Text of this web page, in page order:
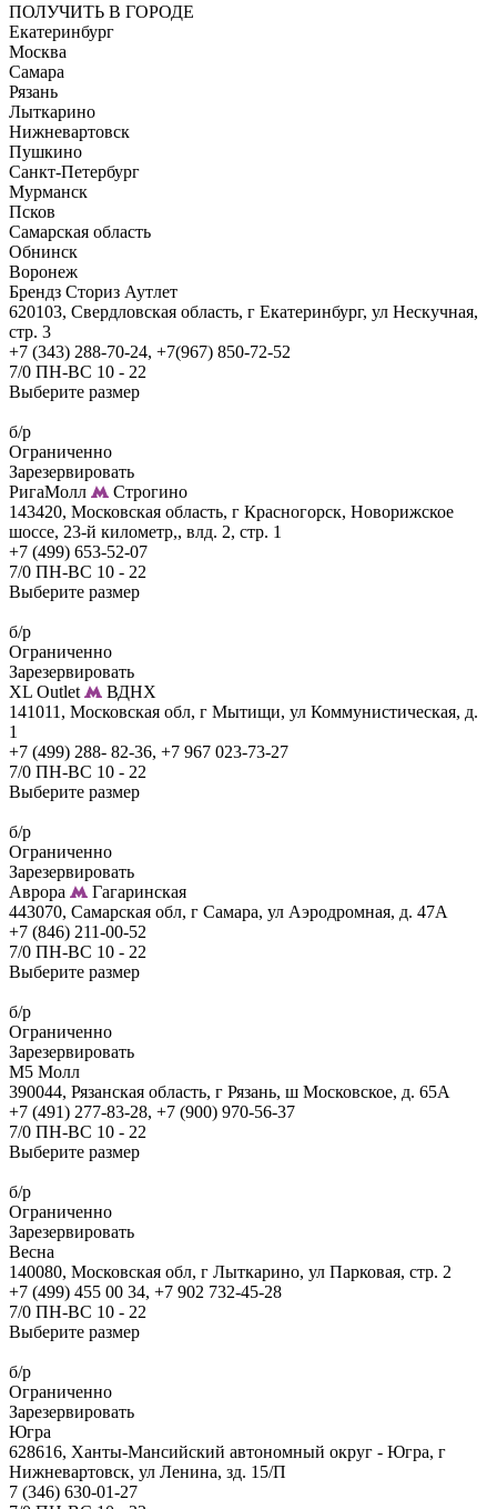
ПОЛУЧИТЬ В ГОРОДЕ
Екатеринбург
Москва
Самара
Рязань
Лыткарино
Нижневартовск
Пушкино
Санкт-Петербург
Мурманск
Псков
Самарская область
Обнинск
Воронеж
Брендз Сториз Аутлет
620103, Свердловская область, г Екатеринбург, ул Нескучная,
стр. 3
+7 (343) 288-70-24, +7(967) 850-72-52
7/0 ПН-ВС 10 - 22
Выберите размер
б/р
Ограниченно
Зарезервировать
РигаМолл
Строгино
143420, Московская область, г Красногорск, Новорижское
шоссе, 23-й километр,, влд. 2, стр. 1
+7 (499) 653-52-07
7/0 ПН-ВС 10 - 22
Выберите размер
б/р
Ограниченно
Зарезервировать
XL Outlet
ВДНХ
141011, Московская обл, г Мытищи, ул Коммунистическая, д.
1
+7 (499) 288- 82-36, +7 967 023-73-27
7/0 ПН-ВС 10 - 22
Выберите размер
б/р
Ограниченно
Зарезервировать
Аврора
Гагаринская
443070, Самарская обл, г Самара, ул Аэродромная, д. 47А
+7 (846) 211-00-52
7/0 ПН-ВС 10 - 22
Выберите размер
б/р
Ограниченно
Зарезервировать
М5 Молл
390044, Рязанская область, г Рязань, ш Московское, д. 65А
+7 (491) 277-83-28, +7 (900) 970-56-37
7/0 ПН-ВС 10 - 22
Выберите размер
б/р
Ограниченно
Зарезервировать
Весна
140080, Московская обл, г Лыткарино, ул Парковая, стр. 2
+7 (499) 455 00 34, +7 902 732-45-28
7/0 ПН-ВС 10 - 22
Выберите размер
б/р
Ограниченно
Зарезервировать
Югра
628616, Ханты-Мансийский автономный округ - Югра, г
Нижневартовск, ул Ленина, зд. 15/П
7 (346) 630-01-27